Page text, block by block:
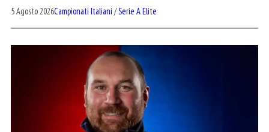
5 Agosto 2026Campionati Italiani /Serie A Elite